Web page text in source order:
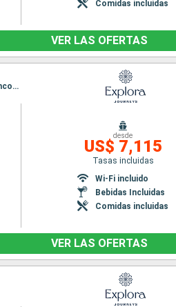
Comidas incluidas
VER LAS OFERTAS
Itinerario : Vancouver, Wrangell, Hoonah, Skagway, Ketchikán, Prince Rupert, Victoria - SC, Vancouver
desde
US$ 7,115
Tasas incluidas
Wi-Fi incluido
Bebidas Incluidas
Comidas incluidas
VER LAS OFERTAS